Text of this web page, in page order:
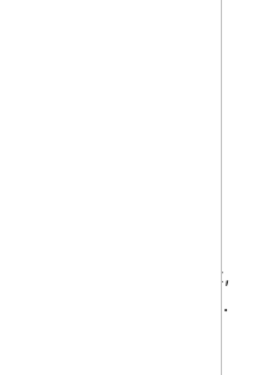
в тех компаниях,
о замене SAP систем.
относительно
компании, в которой